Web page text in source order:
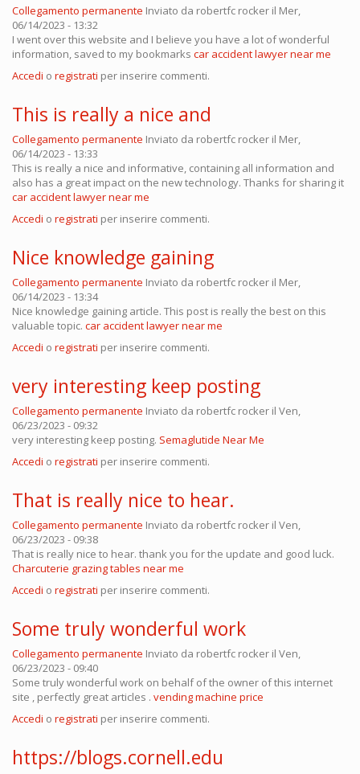
Collegamento permanente Inviato da robertfc rocker il Mer,
06/14/2023 - 13:32
I went over this website and I believe you have a lot of wonderful
information, saved to my bookmarks car accident lawyer near me
Accedi o registrati per inserire commenti.
This is really a nice and
Collegamento permanente Inviato da robertfc rocker il Mer,
06/14/2023 - 13:33
This is really a nice and informative, containing all information and
also has a great impact on the new technology. Thanks for sharing it
car accident lawyer near me
Accedi o registrati per inserire commenti.
Nice knowledge gaining
Collegamento permanente Inviato da robertfc rocker il Mer,
06/14/2023 - 13:34
Nice knowledge gaining article. This post is really the best on this
valuable topic. car accident lawyer near me
Accedi o registrati per inserire commenti.
very interesting keep posting
Collegamento permanente Inviato da robertfc rocker il Ven,
06/23/2023 - 09:32
very interesting keep posting. Semaglutide Near Me
Accedi o registrati per inserire commenti.
That is really nice to hear.
Collegamento permanente Inviato da robertfc rocker il Ven,
06/23/2023 - 09:38
That is really nice to hear. thank you for the update and good luck.
Charcuterie grazing tables near me
Accedi o registrati per inserire commenti.
Some truly wonderful work
Collegamento permanente Inviato da robertfc rocker il Ven,
06/23/2023 - 09:40
Some truly wonderful work on behalf of the owner of this internet
site , perfectly great articles . vending machine price
Accedi o registrati per inserire commenti.
https://blogs.cornell.edu